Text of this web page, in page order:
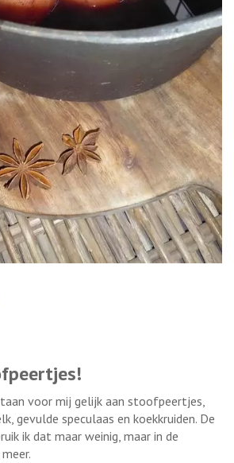
voor mij gelijk aan stoofpeertjes,
gevulde speculaas en koekkruiden. De
ik dat maar weinig, maar in de